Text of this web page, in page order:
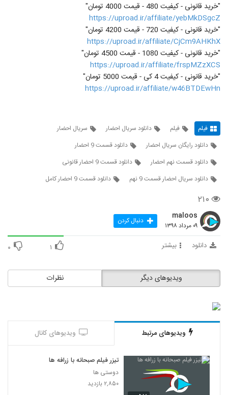
"خرید قانونی - کیفیت 480 - قیمت 4000 تومان"
https://uproad.ir/affiliate/yebMkDSgcZ
"خرید قانونی - کیفیت 720 - قیمت 4200 تومان"
https://uproad.ir/affiliate/CjCm9AHKhX
"خرید قانونی - کیفیت 1080 - قیمت 4500 تومان"
https://uproad.ir/affiliate/frspMZzXCS
"خرید قانونی - کیفیت 4 کی - قیمت 5000 تومان"
https://uproad.ir/affiliate/w46BTDEwHn
فیلم فیلم دانلود سریال احضار
سریال احضار
دانلود رایگان سریال احضار
دانلود قسمت 9 احضار
دانلود قسمت نهم احضار
دانلود قسمت 9 احضار قانونی
دانلود سریال احضار قسمت 9 نهم
دانلود قسمت 9 احضار کامل
۲۱۰
maloos
۰۹ مرداد ۱۳۹۸ دنبال کردن
دانلود بیشتر ۱ ۰
نظرات ویدیوهای دیگر
ویدیوهای مرتبط ویدیوهای کانال
تیزر فیلم صبحانه با زرافه ها
دوستی ها
۲,۸۵۰ بازدید